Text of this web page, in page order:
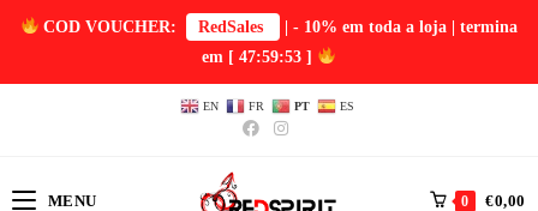
COD VOUCHER: RedSales
| - 10% em toda a loja | termina
em [ 47:59:53 ]
EN FR PT ES
MENU 0 €0,00